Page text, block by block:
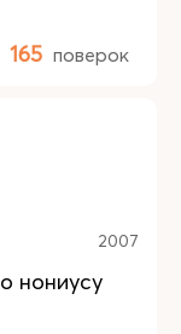
165 поверок
2007
нониусу